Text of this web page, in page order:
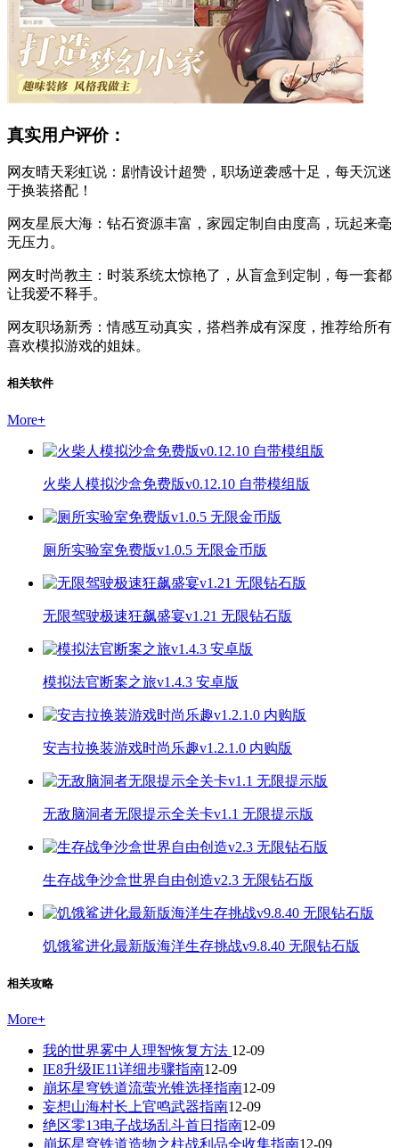
真实用户评价：
网友晴天彩虹说：剧情设计超赞，职场逆袭感十足，每天沉迷
于换装搭配！
网友星辰大海：钻石资源丰富，家园定制自由度高，玩起来毫
无压力。
网友时尚教主：时装系统太惊艳了，从盲盒到定制，每一套都
让我爱不释手。
网友职场新秀：情感互动真实，搭档养成有深度，推荐给所有
喜欢模拟游戏的姐妹。
相关软件
More+
火柴人模拟沙盒免费版v0.12.10 自带模组版
厕所实验室免费版v1.0.5 无限金币版
无限驾驶极速狂飙盛宴v1.21 无限钻石版
模拟法官断案之旅v1.4.3 安卓版
安吉拉换装游戏时尚乐趣v1.2.1.0 内购版
无敌脑洞者无限提示全关卡v1.1 无限提示版
生存战争沙盒世界自由创造v2.3 无限钻石版
饥饿鲨进化最新版海洋生存挑战v9.8.40 无限钻石版
相关攻略
More+
我的世界雾中人理智恢复方法 12-09
IE8升级IE11详细步骤指南12-09
崩坏星穹铁道流萤光锥选择指南12-09
妄想山海村长上官鸣武器指南12-09
绝区零13电子战场乱斗首日指南12-09
崩坏星穹铁道造物之柱战利品全收集指南12-09